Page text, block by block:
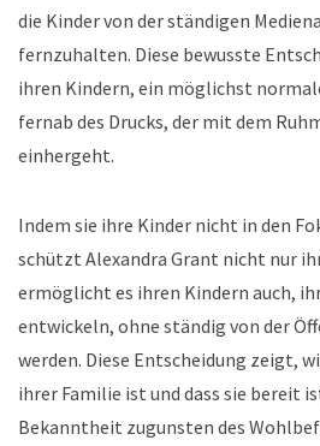
die Kinder von der ständigen
fernzuhalten. Diese bewusste
ihren Kindern, ein möglichst
fernab des Drucks, der mit dem
einhergeht.
Indem sie ihre Kinder nicht in den
schützt Alexandra Grant nicht nur
ermöglicht es ihren Kindern auch,
entwickeln, ohne ständig von der
werden. Diese Entscheidung zeigt,
ihrer Familie ist und dass sie bereit
Bekanntheit zugunsten des